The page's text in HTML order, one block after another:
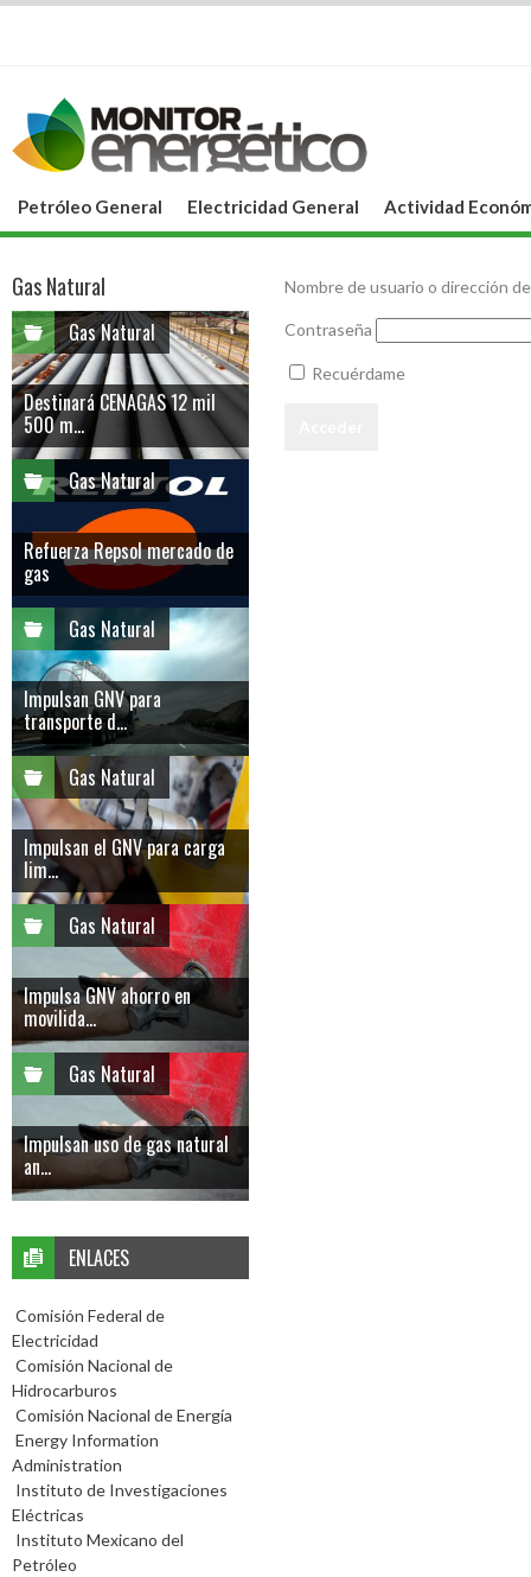
Petróleo General Electricidad General Actividad
Nombre de usuario o dirección
Contraseña
Recuérdame
Gas Natural
Gas Natural
Destinará CENAGAS 12 mil
500 m...
Gas Natural
Refuerza Repsol mercado de
gas
Gas Natural
Impulsan GNV para
transporte d...
Gas Natural
Impulsan el GNV para carga
lim...
Gas Natural
Impulsa GNV ahorro en
movilida...
Gas Natural
Impulsan uso de gas natural
an...
ENLACES
Comisión Federal de
Electricidad
Comisión Nacional de
Hidrocarburos
Comisión Nacional de Energía
Energy Information
Administration
Instituto de Investigaciones
Eléctricas
Instituto Mexicano del
Petróleo